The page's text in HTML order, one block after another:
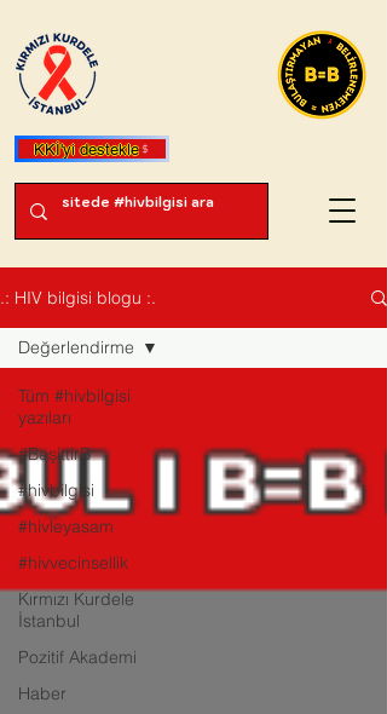
KKİ'yi destekle
.: HIV bilgisi blogu :.
Tüm #hivbilgisi
yazıları
#BeşittirB
#hivbilgisi
#hivleyasam
#hivvecinsellik
Kırmızı Kurdele
İstanbul
Pozitif Akademi
Haber
Değerlendirme